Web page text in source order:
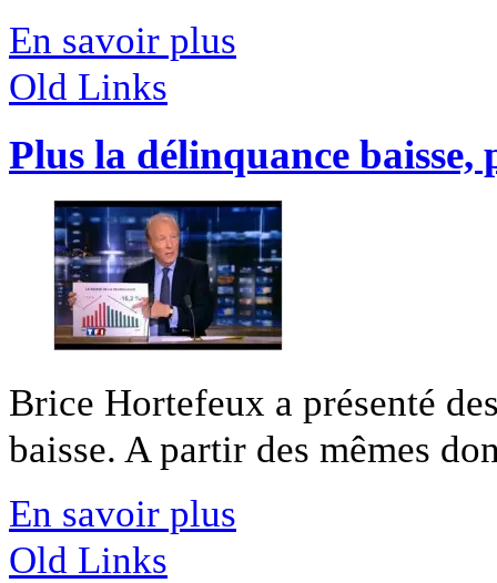
En savoir plus
Old Links
Plus la délinquance baisse,
Brice Hortefeux a présenté
baisse. A partir des mêmes
En savoir plus
Old Links